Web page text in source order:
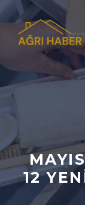
İçeriğe
atla
12